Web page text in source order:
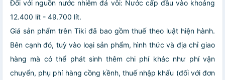
Đối với nguồn nước nhiễm đá vôi: Nước cấp đầu vào khoảng
12.400 lít - 49.700 lít.
Giá sản phẩm trên Tiki đã bao gồm thuế theo luật hiện hành.
Bên cạnh đó, tuỳ vào loại sản phẩm, hình thức và địa chỉ giao
hàng mà có thể phát sinh thêm chi phí khác như phí vận
chuyển, phụ phí hàng cồng kềnh, thuế nhập khẩu (đối với đơn